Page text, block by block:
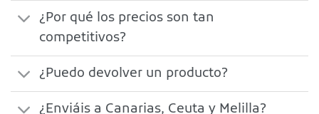
¿Por qué los precios son tan
competitivos?
¿Puedo devolver un producto?
¿Enviáis a Canarias, Ceuta y Melilla?